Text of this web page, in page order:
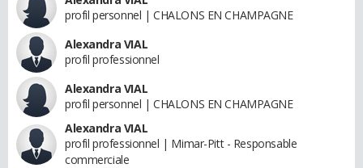
profil personnel | CHALONS EN CHAMPAGNE
Alexandra VIAL
profil professionnel
Alexandra VIAL
profil personnel | CHALONS EN CHAMPAGNE
Alexandra VIAL
profil professionnel | Mimar-Pitt - Responsable
commerciale